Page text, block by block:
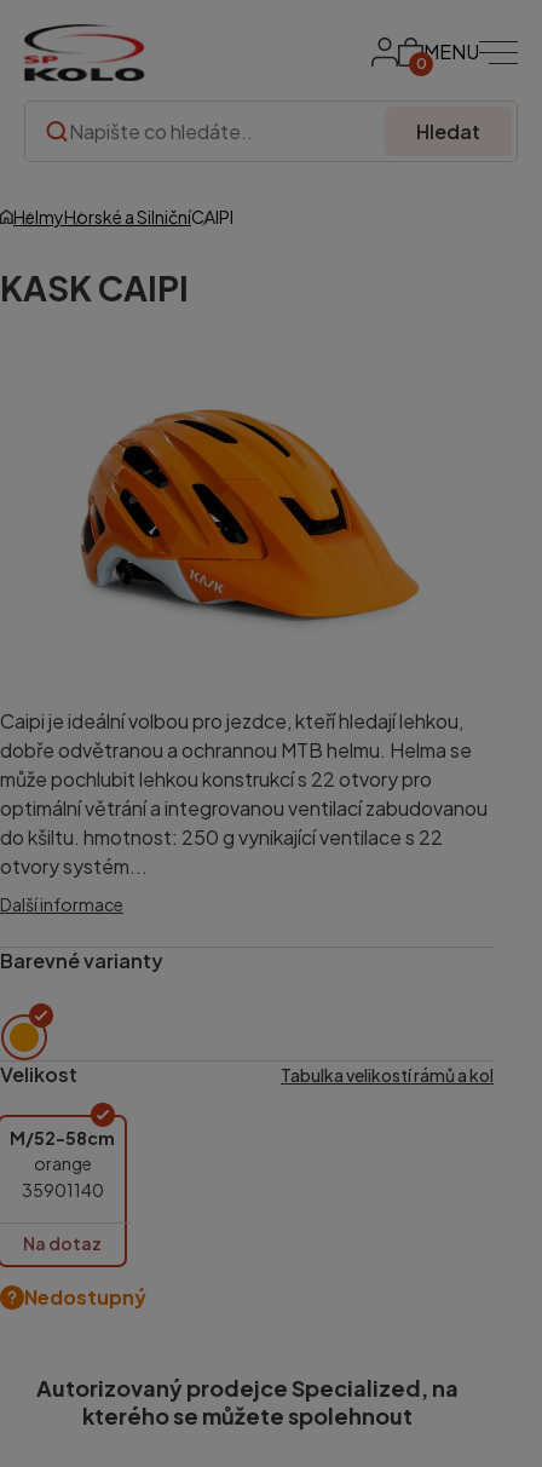
0MENU
Hledat
HelmyHorské a SilničníCAIPI
KASK CAIPI
Caipi je ideální volbou pro jezdce, kteří hledají lehkou,
dobře odvětranou a ochrannou MTB helmu. Helma se
může pochlubit lehkou konstrukcí s 22 otvory pro
optimální větrání a integrovanou ventilací zabudovanou
do kšiltu. hmotnost: 250 g vynikající ventilace s 22
otvory systém...
Další informace
Barevné varianty
Velikost Tabulka velikostí rámů a kol
M/52-58cm
orange
35901140
Na dotaz
Nedostupný
Autorizovaný prodejce Specialized, na
kterého se můžete spolehnout